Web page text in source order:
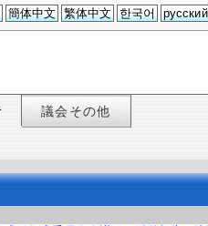
簡体中文 繁体中文 한국어 русский
議会その他